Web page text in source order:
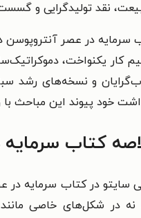
نقد تولیدگرایی و
سرمایه در عصر آنتروپوسن
کار یکنواخت،
و نسخه‌های رشد
خود پیوند این مباحث
کتاب
سایتو در کتاب سرمایه در
نه در شکل‌های خاصی